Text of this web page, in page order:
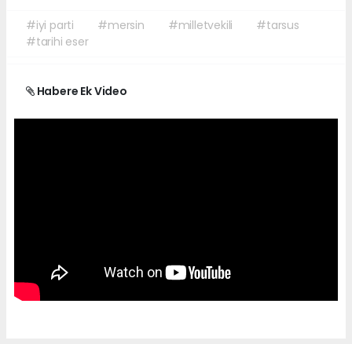
#iyi parti #mersin #milletvekili
#tarsus
#tarihi eser
Habere Ek Video